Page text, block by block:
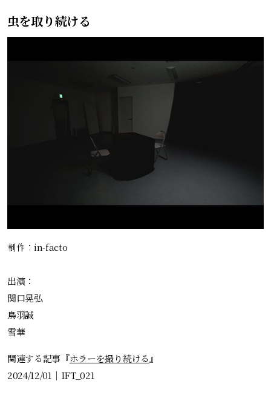
虫を取り続ける
制作：in-facto
出演：
関口晃弘
鳥羽誠
雪華
関連する記事『ホラーを撮り続ける 』
2024/12/01 ｜ IFT_021